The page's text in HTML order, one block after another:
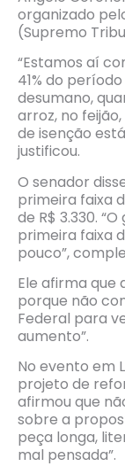
organizado
(Supremo
“Estamos aí
41% do
desumano,
arroz, no
de isenção
justificou.
O senador
primeira faixa
de R$ 3.330.
primeira faixa
pouco”,
Ele afirma que
porque não
Federal para
aumento”.
No evento em
projeto de
afirmou que
sobre a
peça longa,
mal pensada”.